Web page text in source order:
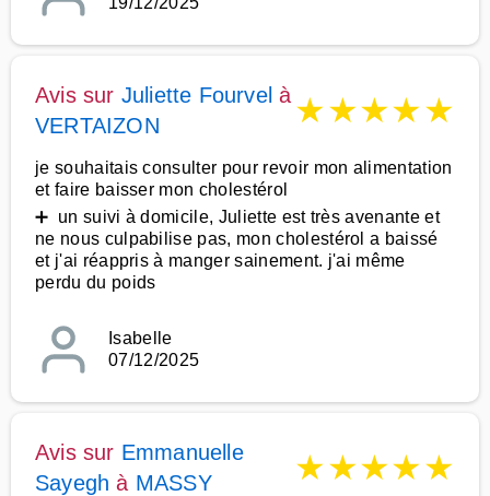
Avis sur Juliette Fourvel à
VERTAIZON
★★★★★
je souhaitais consulter pour revoir mon alimentation
et faire baisser mon cholestérol
➕ un suivi à domicile, Juliette est très avenante et
ne nous culpabilise pas, mon cholestérol a baissé
et j'ai réappris à manger sainement. j'ai même
perdu du poids
Isabelle
07/12/2025
Avis sur Emmanuelle
Sayegh à MASSY ★★★★★